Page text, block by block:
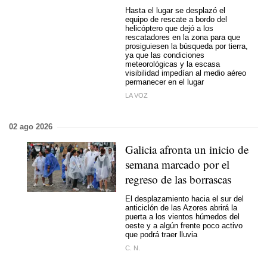
Hasta el lugar se desplazó el
equipo de rescate a bordo del
helicóptero que dejó a los
rescatadores en la zona para que
prosiguiesen la búsqueda por tierra,
ya que las condiciones
meteorológicas y la escasa
visibilidad impedían al medio aéreo
permanecer en el lugar
LA VOZ
02 ago 2026
Galicia afronta un inicio de
semana marcado por el
regreso de las borrascas
El desplazamiento hacia el sur del
anticiclón de las Azores abrirá la
puerta a los vientos húmedos del
oeste y a algún frente poco activo
que podrá traer lluvia
C. N.